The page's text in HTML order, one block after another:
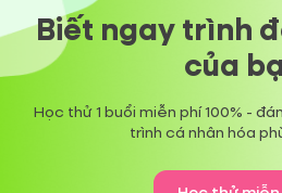
Biết ngay trình
của
Học thử 1 buổi miễn phí 100% -
trình cá nhân hóa